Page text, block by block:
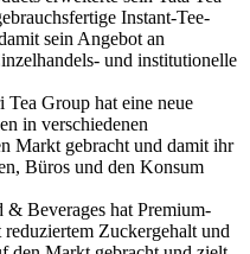
Instant-Tee-
sein Angebot an
und institutionelle
Group hat eine neue
in verschiedenen
Markt gebracht und damit ihr
Büros und den Konsum
& Beverages hat Premium-
Zuckergehalt und